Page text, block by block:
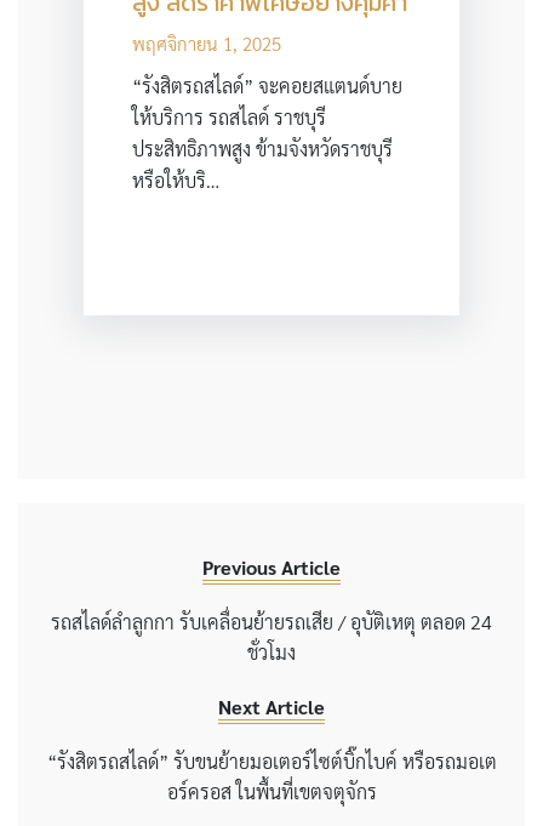
พฤศจิกายน 1, 2025
“รังสิตรถสไลด์” จะคอยสแตนด์บาย
ให้บริการ รถสไลด์ ราชบุรี
ประสิทธิภาพสูง ข้ามจังหวัดราชบุรี
หรือให้บริ…
Previous Article
รถสไลด์ลำลูกกา รับเคลื่อนย้ายรถเสีย / อุบัติเหตุ ตลอด 24
ชั่วโมง
Next Article
“รังสิตรถสไลด์” รับขนย้ายมอเตอร์ไซต์บิ๊กไบค์ หรือรถมอเต
อร์ครอส ในพื้นที่เขตจตุจักร